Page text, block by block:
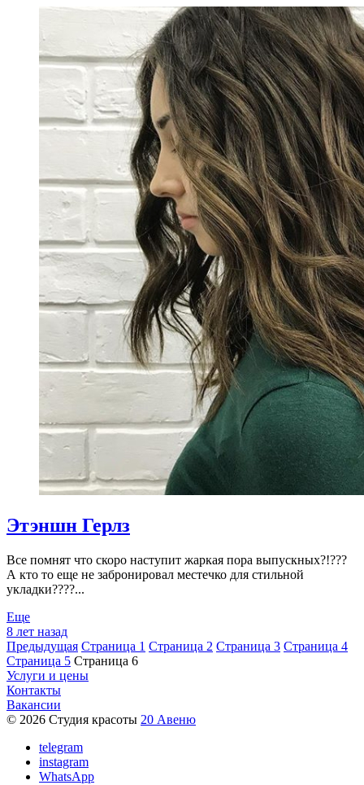
Этэншн Герлз
Все помнят что скоро наступит жаркая пора выпускных?!???
А кто то еще не забронировал местечко для стильной
укладки????...
Еще
8 лет назад
Предыдущая Страница 1 Страница 2 Страница 3 Страница 4
Страница 5 Страница 6
Услуги и цены
Контакты
Вакансии
© 2026 Студия красоты 20 Авеню
telegram
instagram
WhatsApp